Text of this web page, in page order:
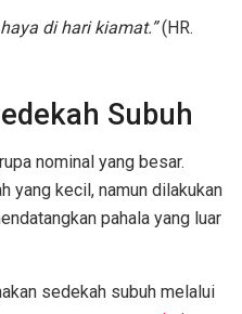
di hari kiamat.”(HR.
Subuh
nominal yang besar.
yang kecil, namun dilakukan
pahala yang luar
sedekah subuh melalui